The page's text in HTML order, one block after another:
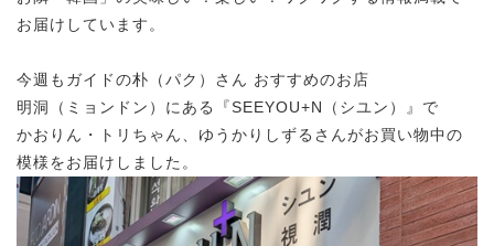
お届けしています。
今週もガイドの朴（パク）さん おすすめのお店
明洞（ミョンドン）にある『SEEYOU+N（シユン）』で
かおりん・トリちゃん、ゆうかりしずるさんがお買い物中の
模様をお届けしました。